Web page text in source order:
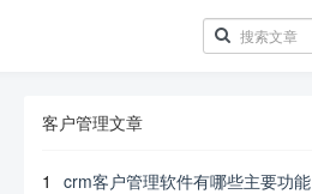
客户管理文章
1
crm客户管理软件有哪些主要功能